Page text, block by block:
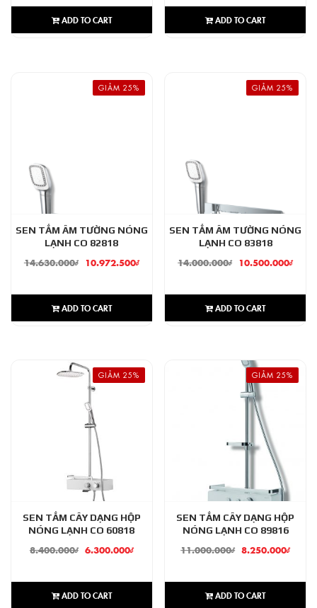
ADD TO CART ADD TO CART
GIẢM 25%
SEN TẮM ÂM TƯỜNG NÓNG
LẠNH CO 82818
14.630.000₫ 10.972.500₫
ADD TO CART
GIẢM 25%
SEN TẮM ÂM TƯỜNG NÓNG
LẠNH CO 83818
14.000.000₫ 10.500.000₫
ADD TO CART
GIẢM 25%
SEN TẮM CÂY DẠNG HỘP
NÓNG LẠNH CO 60818
8.400.000₫ 6.300.000₫
ADD TO CART
GIẢM 25%
SEN TẮM CÂY DẠNG HỘP
NÓNG LẠNH CO 89816
11.000.000₫ 8.250.000₫
ADD TO CART